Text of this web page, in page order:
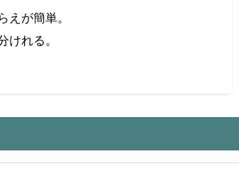
えが簡単。
けれる。